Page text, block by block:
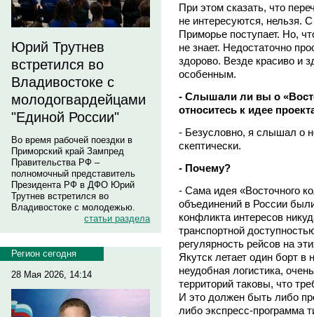
Юрий Трутнев
встретился во
Владивостоке с
молодогвардейцами
"Единой России"
Во время рабочей поездки в
Приморский край Зампред
Правительства РФ –
полномочный представитель
Президента РФ в ДФО Юрий
Трутнев встретился во
Владивостоке с молодежью.
статьи раздела
Регион сегодня
28 Мая 2026, 14:14
При этом сказать, что
не интересуются, нельзя.
Приморье поступает. Но,
не знает. Недостаточно
здорово. Везде красиво и
особенным.
- Слышали ли вы о
относитесь к идее
- Безусловно, я слышал о
скептически.
- Почему?
- Сама идея «Восточного
объединений в России
конфликта интересов
транспортной
регулярность рейсов на
Якутск летает один борт
неудобная логистика,
территорий таковы, что
И это должен быть либо
либо экспресс-программа